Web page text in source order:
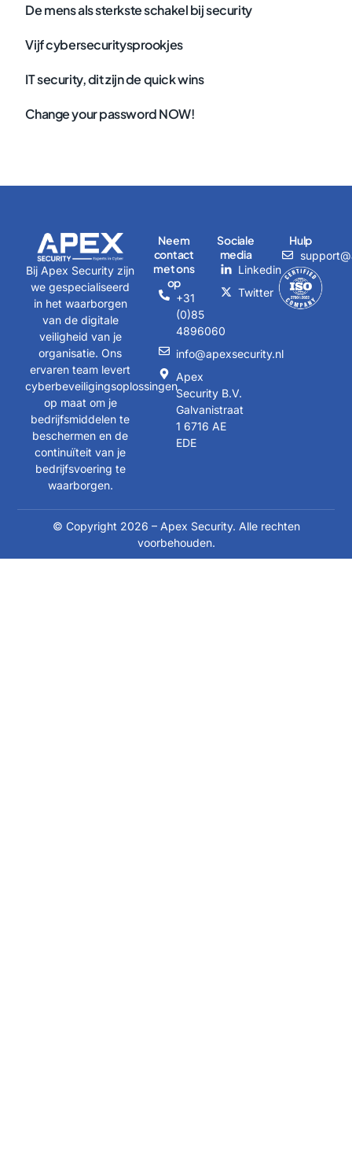
De mens als sterkste schakel bij security
Vijf cybersecuritysprookjes
IT security, dit zijn de quick wins
Change your password NOW!
Bij Apex Security zijn
we gespecialiseerd
in het waarborgen
van de digitale
veiligheid van je
organisatie. Ons
ervaren team levert
cyberbeveiligingsoplossingen
op maat om je
bedrijfsmiddelen te
beschermen en de
continuïteit van je
bedrijfsvoering te
waarborgen.
Neem
contact
met ons
op
+31
(0)85
4896060
info@apexsecurity.nl
Apex
Security B.V.
Galvanistraat
1 6716 AE
EDE
Sociale
media
Linkedin
Twitter
Hulp
© Copyright 2026 – Apex Security. Alle rechten
voorbehouden.